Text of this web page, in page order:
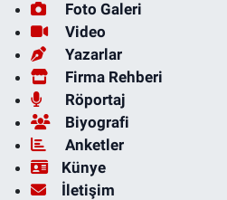
Foto Galeri
Video
Yazarlar
Firma Rehberi
Röportaj
Biyografi
Anketler
Künye
İletişim